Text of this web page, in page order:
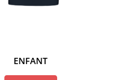
ENFANT